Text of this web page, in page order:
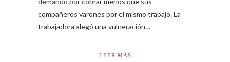
compañeros varones por el mismo trabajo. La
trabajadora alegó una vulneración…
LEER MÁS